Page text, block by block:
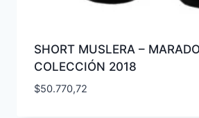
SHORT MUSLERA –
COLECCIÓN 2018
$50.770,72